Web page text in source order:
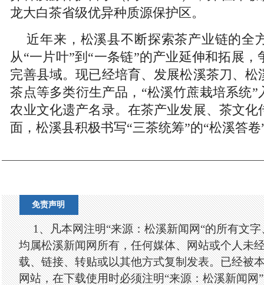
龙大白茶省级优异种质源保护区。
近年来，松溪县不断探索茶产业链的全
从“一片叶”到“一条链”的产业延伸和拓展
完善县域。现已经培育、发展松溪茶刀、松
茶点等多类衍生产品，“松溪竹蔗栽培系统”
农业文化遗产名录。在茶产业发展、茶文化
面，松溪县积极书写“三茶统筹”的“松溪答
免责声明
1、凡本网注明“来源：松溪新闻网“的所有文
均属松溪新闻网所有，任何媒体、网站或个人未
载、链接、转贴或以其他方式复制发表。已经被
网站，在下载使用时必须注明“来源：松溪新闻网